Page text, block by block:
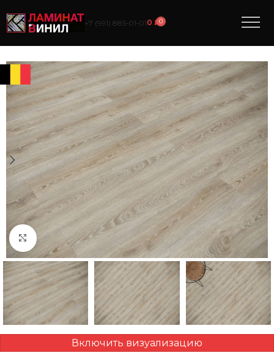
+7 (991) 885‑01‑010₽0
Нажмите, чтобы увеличить
Включить визуализацию